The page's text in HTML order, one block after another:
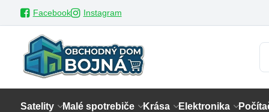
Facebook Instagram
Satelity Malé spotrebiče Krása Elektronika